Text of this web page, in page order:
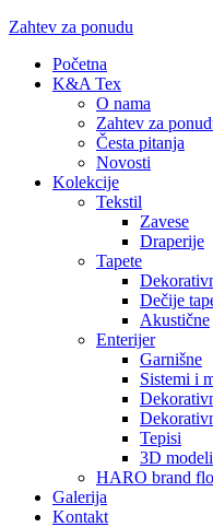
Zahtev za ponudu
Početna
K&A Tex
O nama
Zahtev za
Česta pitanja
Novosti
Kolekcije
Tekstil
Zavese
Draperije
Tapete
Dečije
Akustične
Enterijer
Garnišne
Sistemi i
Tepisi
3D modeli
HARO brand
Galerija
Kontakt